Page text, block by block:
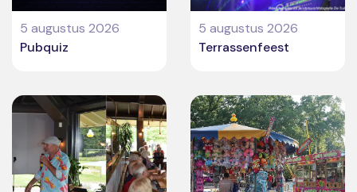
5 augustus 2026
Pubquiz
5 augustus 2026
Terrassenfeest